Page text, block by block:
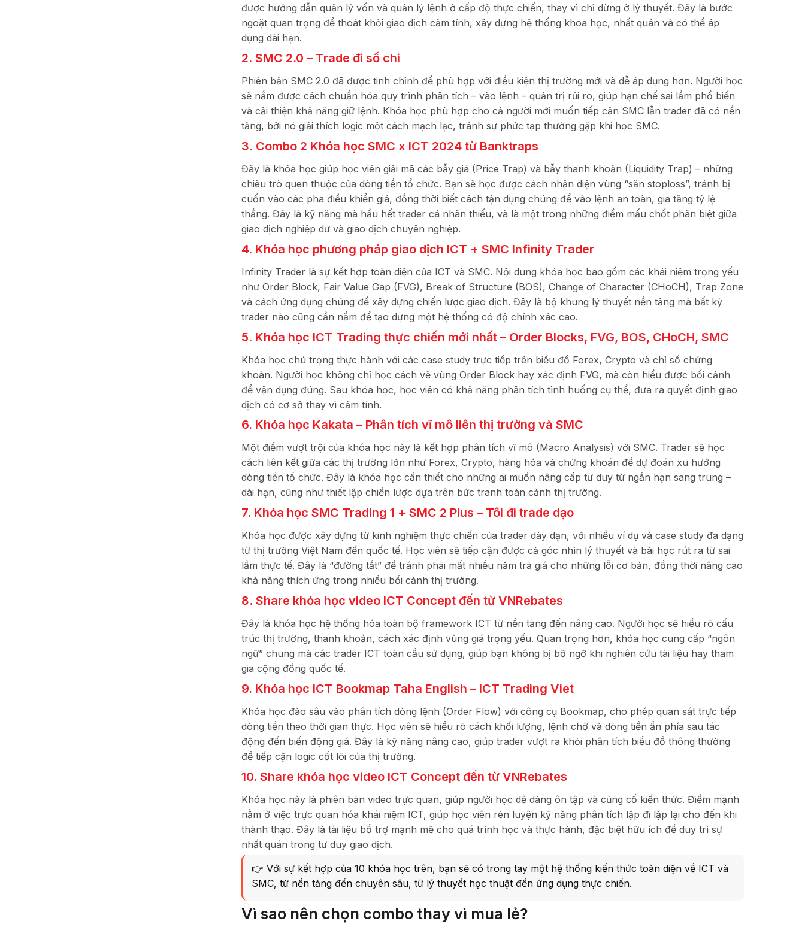
được hướng dẫn quản lý vốn và quản lý lệnh ở cấp độ thực chiến, thay vì chỉ dừng ở lý thuyết. Đây là bước
ngoặt quan trọng để thoát khỏi giao dịch cảm tính, xây dựng hệ thống khoa học, nhất quán và có thể áp
dụng dài hạn.
2. SMC 2.0 – Trade đi số chi
Phiên bản SMC 2.0 đã được tinh chỉnh để phù hợp với điều kiện thị trường mới và dễ áp dụng hơn. Người học
sẽ nắm được cách chuẩn hóa quy trình phân tích – vào lệnh – quản trị rủi ro, giúp hạn chế sai lầm phổ biến
và cải thiện khả năng giữ lệnh. Khóa học phù hợp cho cả người mới muốn tiếp cận SMC lẫn trader đã có nền
tảng, bởi nó giải thích logic một cách mạch lạc, tránh sự phức tạp thường gặp khi học SMC.
3. Combo 2 Khóa học SMC x ICT 2024 từ Banktraps
Đây là khóa học giúp học viên giải mã các bẫy giá (Price Trap) và bẫy thanh khoản (Liquidity Trap) – những
chiêu trò quen thuộc của dòng tiền tổ chức. Bạn sẽ học được cách nhận diện vùng “săn stoploss”, tránh bị
cuốn vào các pha điều khiển giá, đồng thời biết cách tận dụng chúng để vào lệnh an toàn, gia tăng tỷ lệ
thắng. Đây là kỹ năng mà hầu hết trader cá nhân thiếu, và là một trong những điểm mấu chốt phân biệt giữa
giao dịch nghiệp dư và giao dịch chuyên nghiệp.
4. Khóa học phương pháp giao dịch ICT + SMC Infinity Trader
Infinity Trader là sự kết hợp toàn diện của ICT và SMC. Nội dung khóa học bao gồm các khái niệm trọng yếu
như Order Block, Fair Value Gap (FVG), Break of Structure (BOS), Change of Character (CHoCH), Trap Zone
và cách ứng dụng chúng để xây dựng chiến lược giao dịch. Đây là bộ khung lý thuyết nền tảng mà bất kỳ
trader nào cũng cần nắm để tạo dựng một hệ thống có độ chính xác cao.
5. Khóa học ICT Trading thực chiến mới nhất – Order Blocks, FVG, BOS, CHoCH, SMC
Khóa học chú trọng thực hành với các case study trực tiếp trên biểu đồ Forex, Crypto và chỉ số chứng
khoán. Người học không chỉ học cách vẽ vùng Order Block hay xác định FVG, mà còn hiểu được bối cảnh
để vận dụng đúng. Sau khóa học, học viên có khả năng phân tích tình huống cụ thể, đưa ra quyết định giao
dịch có cơ sở thay vì cảm tính.
6. Khóa học Kakata – Phân tích vĩ mô liên thị trường và SMC
Một điểm vượt trội của khóa học này là kết hợp phân tích vĩ mô (Macro Analysis) với SMC. Trader sẽ học
cách liên kết giữa các thị trường lớn như Forex, Crypto, hàng hóa và chứng khoán để dự đoán xu hướng
dòng tiền tổ chức. Đây là khóa học cần thiết cho những ai muốn nâng cấp tư duy từ ngắn hạn sang trung –
dài hạn, cũng như thiết lập chiến lược dựa trên bức tranh toàn cảnh thị trường.
7. Khóa học SMC Trading 1 + SMC 2 Plus – Tôi đi trade dạo
Khóa học được xây dựng từ kinh nghiệm thực chiến của trader dày dạn, với nhiều ví dụ và case study đa dạng
từ thị trường Việt Nam đến quốc tế. Học viên sẽ tiếp cận được cả góc nhìn lý thuyết và bài học rút ra từ sai
lầm thực tế. Đây là “đường tắt” để tránh phải mất nhiều năm trả giá cho những lỗi cơ bản, đồng thời nâng cao
khả năng thích ứng trong nhiều bối cảnh thị trường.
8. Share khóa học video ICT Concept đến từ VNRebates
Đây là khóa học hệ thống hóa toàn bộ framework ICT từ nền tảng đến nâng cao. Người học sẽ hiểu rõ cấu
trúc thị trường, thanh khoản, cách xác định vùng giá trọng yếu. Quan trọng hơn, khóa học cung cấp “ngôn
ngữ” chung mà các trader ICT toàn cầu sử dụng, giúp bạn không bị bỡ ngỡ khi nghiên cứu tài liệu hay tham
gia cộng đồng quốc tế.
9. Khóa học ICT Bookmap Taha English – ICT Trading Viet
Khóa học đào sâu vào phân tích dòng lệnh (Order Flow) với công cụ Bookmap, cho phép quan sát trực tiếp
dòng tiền theo thời gian thực. Học viên sẽ hiểu rõ cách khối lượng, lệnh chờ và dòng tiền ẩn phía sau tác
động đến biến động giá. Đây là kỹ năng nâng cao, giúp trader vượt ra khỏi phân tích biểu đồ thông thường
để tiếp cận logic cốt lõi của thị trường.
10. Share khóa học video ICT Concept đến từ VNRebates
Khóa học này là phiên bản video trực quan, giúp người học dễ dàng ôn tập và củng cố kiến thức. Điểm mạnh
nằm ở việc trực quan hóa khái niệm ICT, giúp học viên rèn luyện kỹ năng phân tích lặp đi lặp lại cho đến khi
thành thạo. Đây là tài liệu bổ trợ mạnh mẽ cho quá trình học và thực hành, đặc biệt hữu ích để duy trì sự
nhất quán trong tư duy giao dịch.
👉 Với sự kết hợp của 10 khóa học trên, bạn sẽ có trong tay một hệ thống kiến thức toàn diện về ICT và
SMC, từ nền tảng đến chuyên sâu, từ lý thuyết học thuật đến ứng dụng thực chiến.
Vì sao nên chọn combo thay vì mua lẻ?